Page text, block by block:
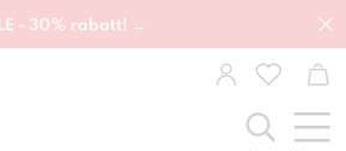
- 30% rabatt! →